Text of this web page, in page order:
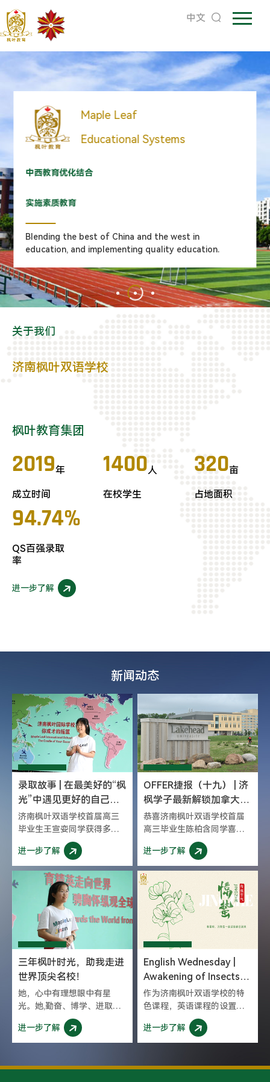
中文
Maple Leaf
Educational Systems
中西教育优化结合
实施素质教育
Blending the best of China and the west in
education, and implementing quality education.
Maple Leaf
Educational Systems
中西教育优化结合
实施素质教育
Blending the best of China and the west in
education, and implementing quality education.
Educational Systems
Blending the best of China and the west in
关于我们
济南枫叶双语学校
枫叶教育集团
2019年
成立时间
1400人
在校学生
320亩
占地面积
94.74%
QS百强录取
率
进一步了解
新闻动态
录取故事 | 在最美好的“枫
光”中遇见更好的自己
Meet A Better Self
济南枫叶双语学校首届高三
毕业生王宣娈同学获得多伦
多大学传播、文化、信息和
技术专业以及社会科学专业
双offer，韦仕敦大学社会科
学、管理和组织学专业双
offer，谢菲尔德大学数字媒
体与社会专业、女皇大学文
科荣誉学士6封高质量录取，
同时凭借优异成绩获得女皇
大学10万加币（约合计50万
人民币）奖学金奖励。
进一步了解
OFFER捷报（十九） | 济
枫学子最新解锁加拿大顶
尖科研名校湖首大学录取
恭喜济南枫叶双语学校首届
高三毕业生陈柏含同学喜获
加拿大湖首大学
（Lakehead University）录
取offer。在此之前陈柏含同
学获得QS百强名校“澳洲八
大”之一的西澳大学的录取
offer。
进一步了解
三年枫叶时光，助我走进
世界顶尖名校！
她，心中有理想眼中有星
光。她,勤奋、博学、进取、
争先,用拼搏和坚韧绽放青春
之花。济南枫叶双语学校首
届毕业生王若溪同学已经斩
士嘉堡校区、阿尔伯塔大
进一步了解
English Wednesday |
Awakening of Insects惊
蛰--春雷响，万物生和枫
叶学子一起迎接春日到来
作为济南枫叶双语学校的特
色课程，英语课程的设置旨
在提升学生英语语言运用能
力的同时，更好地拓展国际
视野、发展多元高阶思维，
界胸怀，能够用英文讲好中
进一步了解